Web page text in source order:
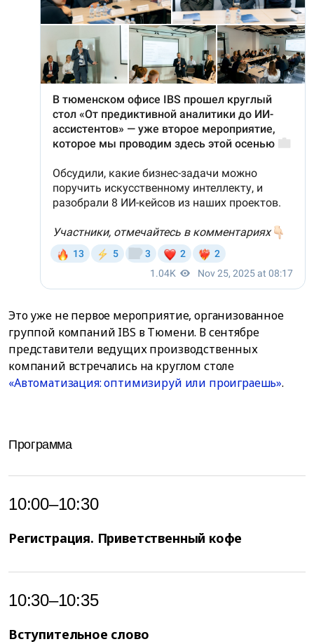
Это уже не первое мероприятие, организованное
группой компаний IBS в Тюмени. В сентябре
представители ведущих производственных
компаний встречались на круглом столе
«Автоматизация: оптимизируй или проиграешь».
Программа
10:00–10:30
Регистрация. Приветственный кофе
10:30–10:35
Вступительное слово